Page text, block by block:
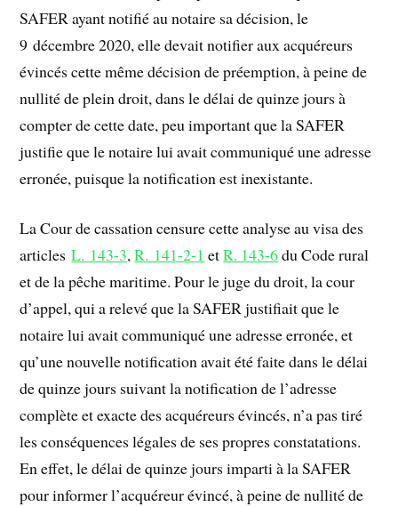
SAFER ayant notifié au notaire sa décision, le
9 décembre 2020, elle devait notifier aux acquéreurs
évincés cette même décision de préemption, à peine de
nullité de plein droit, dans le délai de quinze jours à
compter de cette date, peu important que la SAFER
justifie que le notaire lui avait communiqué une adresse
erronée, puisque la notification est inexistante.
La Cour de cassation censure cette analyse au visa des
articlesL. 143-3,R. 141-2-1 etR. 143-6du Code rural
et de la pêche maritime. Pour le juge du droit, la cour
d’appel, qui a relevé que la SAFER justifiait que le
notaire lui avait communiqué une adresse erronée, et
qu’une nouvelle notification avait été faite dans le délai
de quinze jours suivant la notification de l’adresse
complète et exacte des acquéreurs évincés, n’a pas tiré
les conséquences légales de ses propres constatations.
En effet, le délai de quinze jours imparti à la SAFER
pour informer l’acquéreur évincé, à peine de nullité de